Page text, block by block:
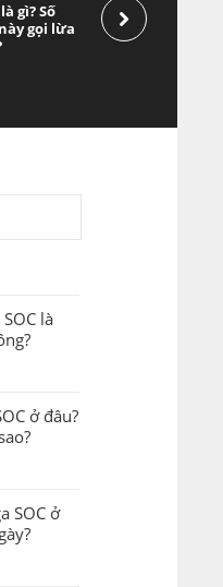
gì? Số
gọi lừa
là
ở đâu?
SOC ở